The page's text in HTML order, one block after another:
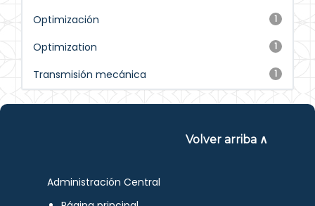
1
Optimización
1
Optimization
1
Transmisión mecánica
Volver arriba ∧
Administración Central